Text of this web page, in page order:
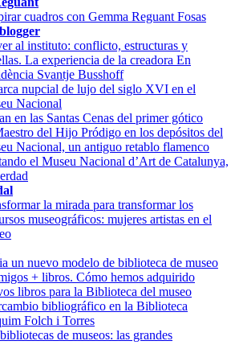
cuadros con Gemma Reguant Fosas
al instituto: conflicto, estructuras y
La experiencia de la creadora En
Svantje Busshoff
nupcial de lujo del siglo XVI en el
Nacional
en las Santas Cenas del primer gótico
del Hijo Pródigo en los depósitos del
Nacional, un antiguo retablo flamenco
el Museu Nacional d’Art de Catalunya,
la mirada para transformar los
museográficos: mujeres artistas en el
un nuevo modelo de biblioteca de museo
+ libros. Cómo hemos adquirido
libros para la Biblioteca del museo
bibliográfico en la Biblioteca
Folch i Torres
de museos: las grandes